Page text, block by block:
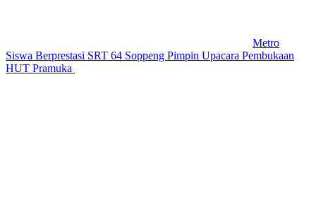
Metro
Siswa Berprestasi SRT 64 Soppeng Pimpin Upacara Pembukaan
HUT Pramuka